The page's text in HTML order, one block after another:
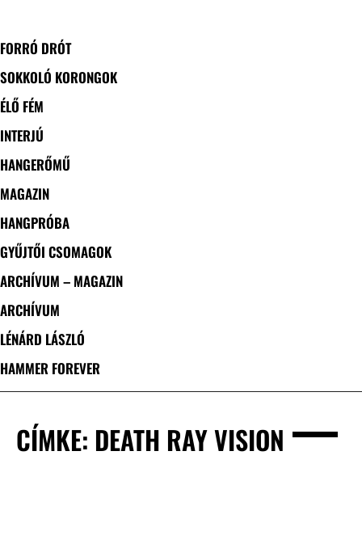
FORRÓ DRÓT
SOKKOLÓ KORONGOK
ÉLŐ FÉM
INTERJÚ
HANGERŐMŰ
MAGAZIN
HANGPRÓBA
GYŰJTŐI CSOMAGOK
ARCHÍVUM – MAGAZIN
ARCHÍVUM
LÉNÁRD LÁSZLÓ
HAMMER FOREVER
CÍMKE: DEATH RAY VISION